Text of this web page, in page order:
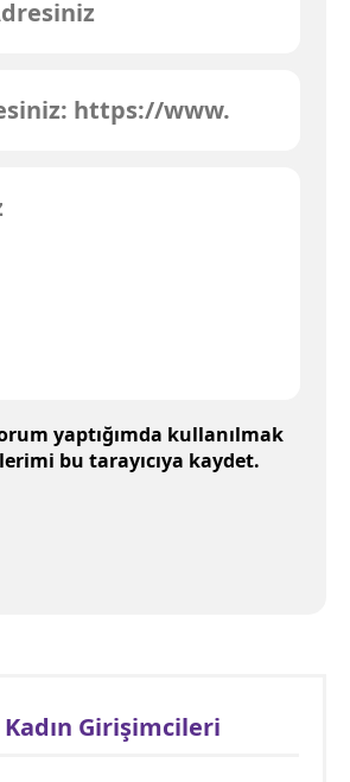
yaptığımda kullanılmak
bu tarayıcıya kaydet.
Girişimcileri